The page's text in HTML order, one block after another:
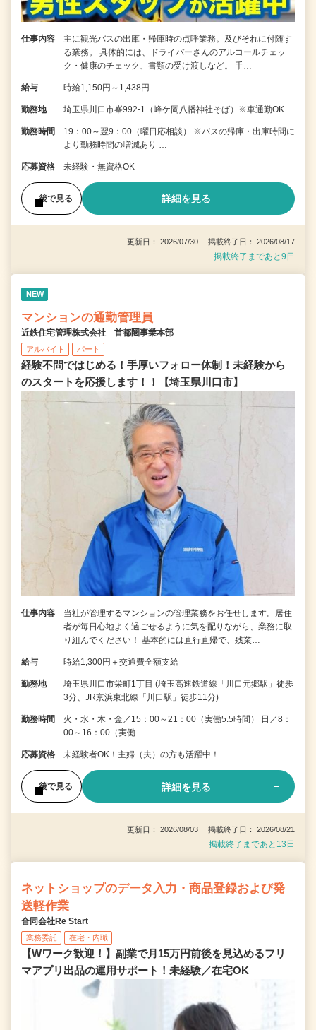
仕事内容
主に観光バスの出庫・帰庫時の点呼業務。及びそれに付随す
る業務。 具体的には、ドライバーさんのアルコールチェッ
ク・健康のチェック、書類の受け渡しなど。 手…
給与 時給1,150円～1,438円
勤務地 埼玉県川口市峯992-1（峰ケ岡八幡神社そば）※車通勤OK
勤務時間
19：00～翌9：00（曜日応相談） ※バスの帰庫・出庫時間に
より勤務時間の増減あり …
応募資格 未経験・無資格OK
後で見る 詳細を見る
更新日： 2026/07/30 掲載終了日： 2026/08/17
掲載終了まであと9日
NEW
マンションの通勤管理員
近鉄住宅管理株式会社 首都圏事業本部
アルバイト パート
経験不問ではじめる！手厚いフォロー体制！未経験から
のスタートを応援します！！【埼玉県川口市】
仕事内容
当社が管理するマンションの管理業務をお任せします。居住
者が毎日心地よく過ごせるように気を配りながら、業務に取
り組んでください！ 基本的には直行直帰で、残業…
給与 時給1,300円＋交通費全額支給
勤務地
埼玉県川口市栄町1丁目 (埼玉高速鉄道線「川口元郷駅」徒歩
3分、JR京浜東北線「川口駅」徒歩11分)
勤務時間
火・水・木・金／15：00～21：00（実働5.5時間） 日／8：
00～16：00（実働…
応募資格 未経験者OK！主婦（夫）の方も活躍中！
後で見る 詳細を見る
更新日： 2026/08/03 掲載終了日： 2026/08/21
掲載終了まであと13日
ネットショップのデータ入力・商品登録および発
送軽作業
合同会社Re Start
業務委託 在宅・内職
【Wワーク歓迎！】副業で月15万円前後を見込めるフリ
マアプリ出品の運用サポート！未経験／在宅OK